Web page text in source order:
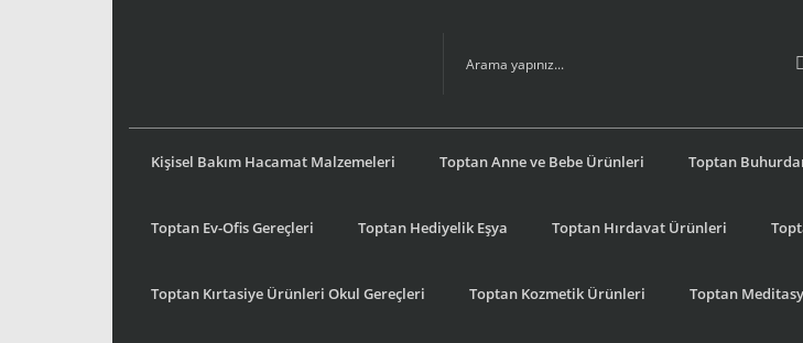
Kişisel Bakım Hacamat Malzemeleri Toptan Anne ve Bebe Ürünleri Toptan
Toptan Ev-Ofis Gereçleri Toptan Hediyelik Eşya Toptan Hırdavat Ürünleri
Toptan Kırtasiye Ürünleri Okul Gereçleri Toptan Kozmetik Ürünleri Toptan